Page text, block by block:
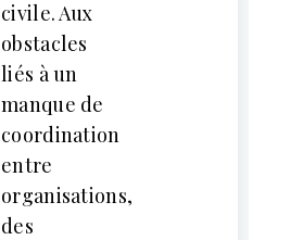
civile. Aux
obstacles
liés à un
manque de
coordination
entre
organisations,
des